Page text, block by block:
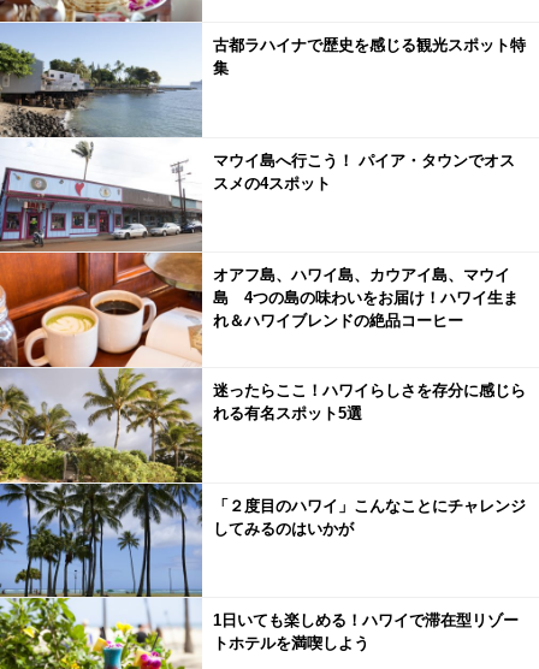
古都ラハイナで歴史を感じる観光スポット特
集
マウイ島へ行こう！ パイア・タウンでオス
スメの4スポット
オアフ島、ハワイ島、カウアイ島、マウイ
島 4つの島の味わいをお届け！ハワイ生ま
れ＆ハワイブレンドの絶品コーヒー
迷ったらここ！ハワイらしさを存分に感じら
れる有名スポット5選
「２度目のハワイ」こんなことにチャレンジ
してみるのはいかが
1日いても楽しめる！ハワイで滞在型リゾー
トホテルを満喫しよう